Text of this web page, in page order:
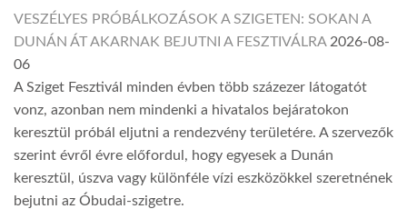
VESZÉLYES PRÓBÁLKOZÁSOK A SZIGETEN: SOKAN A
DUNÁN ÁT AKARNAK BEJUTNI A FESZTIVÁLRA 2026-08-
06
A Sziget Fesztivál minden évben több százezer látogatót
vonz, azonban nem mindenki a hivatalos bejáratokon
keresztül próbál eljutni a rendezvény területére. A szervezők
szerint évről évre előfordul, hogy egyesek a Dunán
keresztül, úszva vagy különféle vízi eszközökkel szeretnének
bejutni az Óbudai-szigetre.